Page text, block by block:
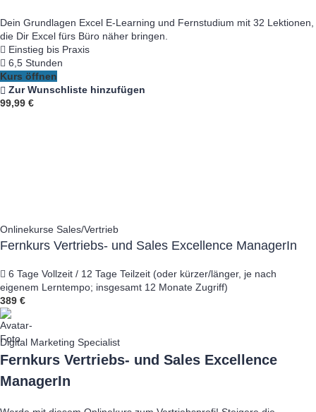
Dein Grundlagen Excel E-Learning und Fernstudium mit 32 Lektionen,
die Dir Excel fürs Büro näher bringen.
Einstieg bis Praxis
6,5 Stunden
Kurs öffnen
Zur Wunschliste hinzufügen
99,99 €
Onlinekurse Sales/Vertrieb
Fernkurs Vertriebs- und Sales Excellence ManagerIn
6 Tage Vollzeit / 12 Tage Teilzeit (oder kürzer/länger, je nach
eigenem Lerntempo; insgesamt 12 Monate Zugriff)
389 €
Digital Marketing Specialist
Fernkurs Vertriebs- und Sales Excellence
ManagerIn